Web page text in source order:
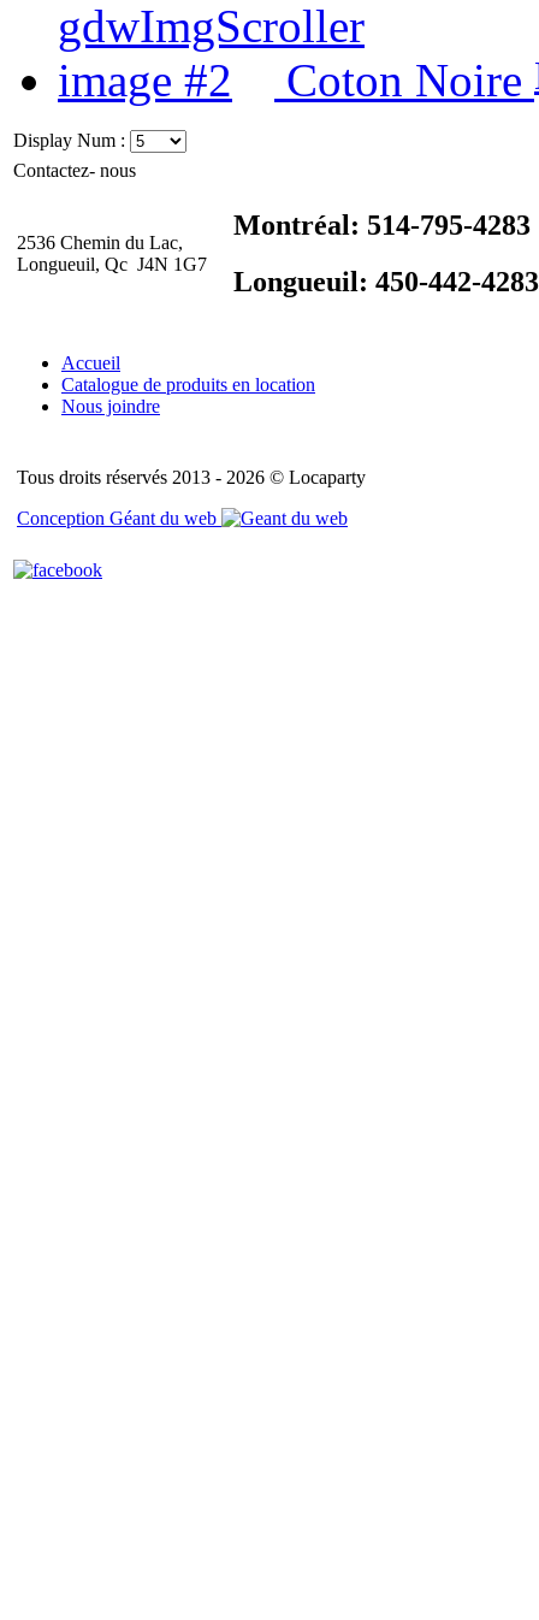
Coton Noire
Display Num :
Contactez- nous
2536 Chemin du Lac,
Longueuil, Qc J4N 1G7
Montréal: 514-795-4283
Longueuil: 450-442-4283
Accueil
Catalogue de produits en location
Nous joindre
Tous droits réservés 2013 - 2026 © Locaparty
Conception Géant du web